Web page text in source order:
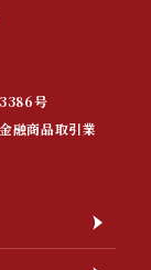
号
融商品取引業